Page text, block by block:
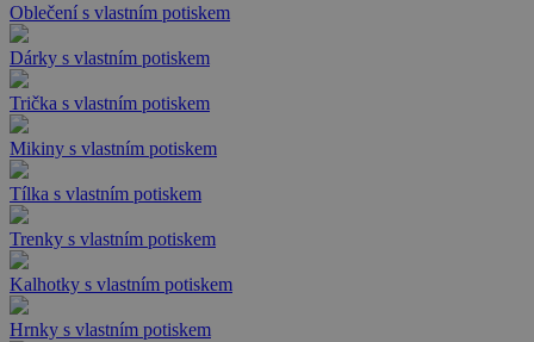
Oblečení s vlastním potiskem
Dárky s vlastním potiskem
Trička s vlastním potiskem
Mikiny s vlastním potiskem
Tílka s vlastním potiskem
Trenky s vlastním potiskem
Kalhotky s vlastním potiskem
Hrnky s vlastním potiskem